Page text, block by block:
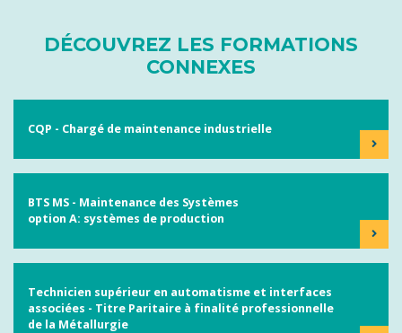
DÉCOUVREZ LES FORMATIONS
CONNEXES
CQP - Chargé de maintenance industrielle
BTS MS - Maintenance des Systèmes
option A: systèmes de production
Technicien supérieur en automatisme et interfaces
associées - Titre Paritaire à finalité professionnelle
de la Métallurgie